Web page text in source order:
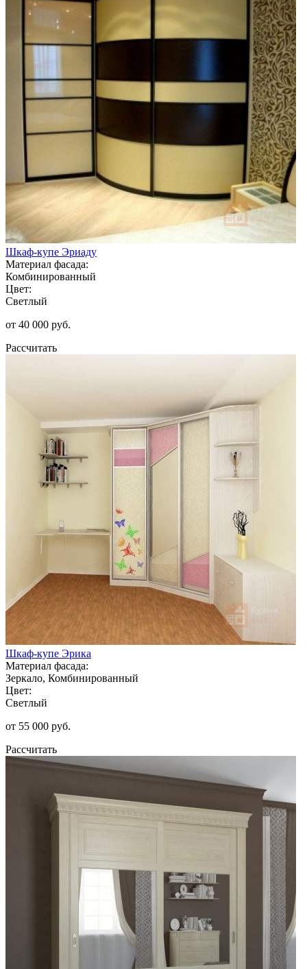
Шкаф-купе Эриаду
Материал фасада:
Комбинированный
Цвет:
Светлый
от 40 000 руб.
Рассчитать
Шкаф-купе Эрика
Материал фасада:
Зеркало, Комбинированный
Цвет:
Светлый
от 55 000 руб.
Рассчитать